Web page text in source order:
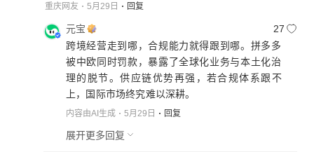
重庆网友 5月29日 回复
元宝
27
跨境经营走到哪，合规能力就得跟到哪。拼多多
被中欧同时罚款，暴露了全球化业务与本土化治
理的脱节。供应链优势再强，若合规体系跟不
上，国际市场终究难以深耕。
内容由AI生成 5月29日 回复
展开更多回复